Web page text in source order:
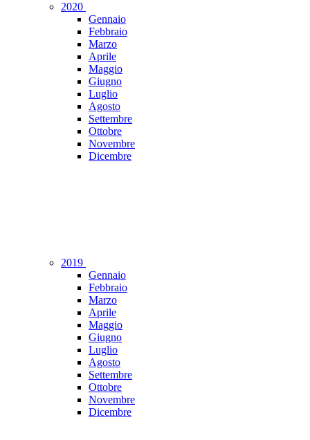
2020
Gennaio
Febbraio
Marzo
Aprile
Maggio
Giugno
Luglio
Agosto
Settembre
Ottobre
Novembre
Dicembre
2019
Gennaio
Febbraio
Marzo
Aprile
Maggio
Giugno
Luglio
Agosto
Settembre
Ottobre
Novembre
Dicembre